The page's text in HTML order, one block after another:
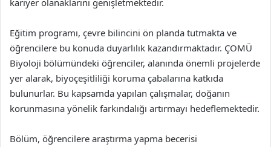
kariyer olanaklarını genişletmektedir.
Eğitim programı, çevre bilincini ön planda tutmakta ve
öğrencilere bu konuda duyarlılık kazandırmaktadır. ÇOMÜ
Biyoloji bölümündeki öğrenciler, alanında önemli projelerde
yer alarak, biyoçeşitliliği koruma çabalarına katkıda
bulunurlar. Bu kapsamda yapılan çalışmalar, doğanın
korunmasına yönelik farkındalığı artırmayı hedeflemektedir.
Bölüm, öğrencilere araştırma yapma becerisi